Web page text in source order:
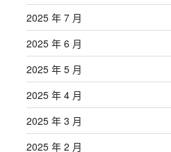
2025 年 7 月
2025 年 6 月
2025 年 5 月
2025 年 4 月
2025 年 3 月
2025 年 2 月